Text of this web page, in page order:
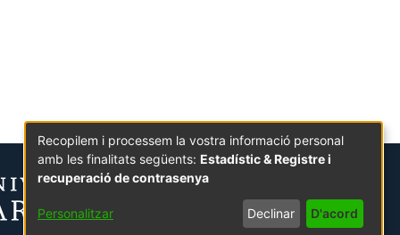
Recopilem i processem la vostra informació personal
amb les finalitats següents: Estadístic & Registre i
recuperació de contrasenya
Personalitzar Declinar D'acord